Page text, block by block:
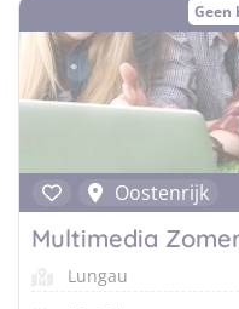
Geen
Oostenrijk
Multimedia
Lungau